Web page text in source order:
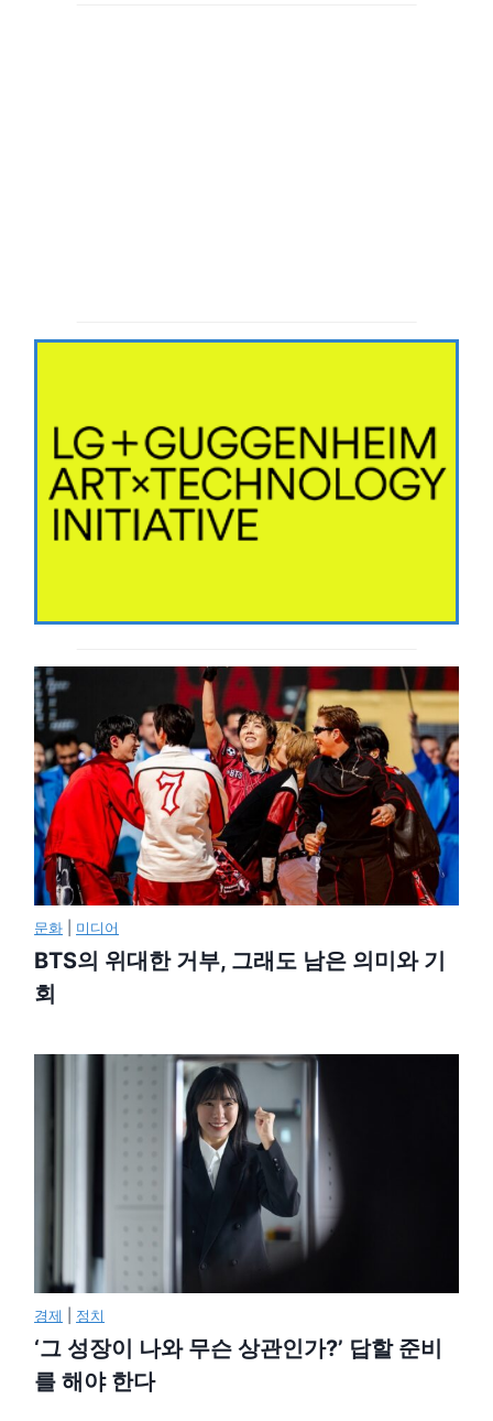
문화 미디어
BTS의 위대한 거부, 그래도 남은 의미와 기
회
경제 정치
‘그 성장이 나와 무슨 상관인가?’ 답할 준비
를 해야 한다